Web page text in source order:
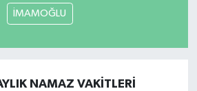
İMAMOĞLU
NAMAZ VAKITLERI